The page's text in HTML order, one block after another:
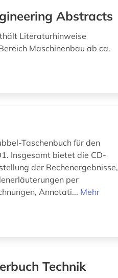
Abstracts
Literaturhinweise
Maschinenbau ab ca.
Taschenbuch für den
Insgesamt bietet die CD-
der Rechenergebnisse,
per
Annotati... Mehr
Technik